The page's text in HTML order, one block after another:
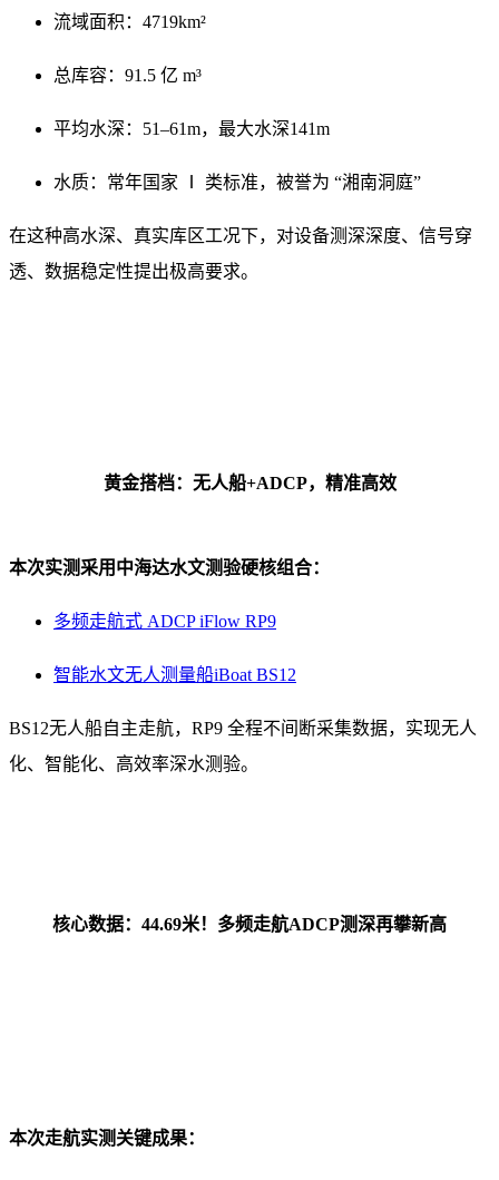
流域面积：4719km²
总库容：91.5 亿 m³
平均水深：51–61m，最大水深141m
水质：常年国家 Ⅰ 类标准，被誉为 “湘南洞庭”
在这种高水深、真实库区工况下，对设备测深深度、信号穿
透、数据稳定性提出极高要求。
黄金搭档：无人船+ADCP，精准高效
本次实测采用中海达水文测验硬核组合：
多频走航式 ADCP iFlow RP9
智能水文无人测量船iBoat BS12
BS12无人船自主走航，RP9 全程不间断采集数据，实现无人
化、智能化、高效率深水测验。
核心数据：44.69米！多频走航ADCP测深再攀新高
本次走航实测关键成果：